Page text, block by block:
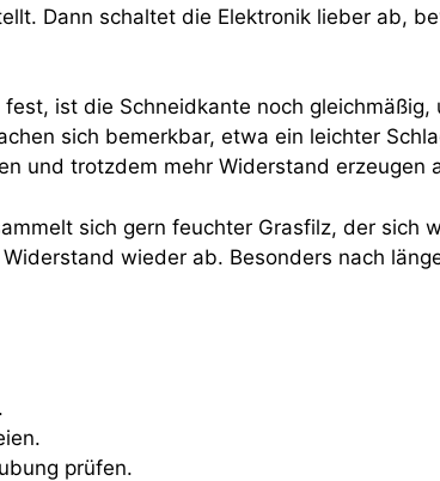
Dann schaltet die Elektronik lieber ab,
ist die Schneidkante noch
sich bemerkbar, etwa ein leichter
und trotzdem mehr Widerstand erzeugen
sich gern feuchter Grasfilz, der sich
wieder ab. Besonders nach
prüfen.